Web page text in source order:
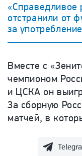
«Справедливое
отстранили от
за
Вместе с
чемпионом
и ЦСКА он
За сборную
матчей, в